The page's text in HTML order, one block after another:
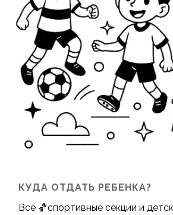
КУДА ОТДАТЬ РЕБЕНКА?
Все 🏀спортивные секции и